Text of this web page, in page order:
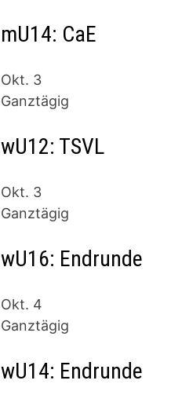
mU14: CaE
Okt. 3
Ganztägig
wU12: TSVL
Okt. 3
Ganztägig
wU16: Endrunde
Okt. 4
Ganztägig
wU14: Endrunde